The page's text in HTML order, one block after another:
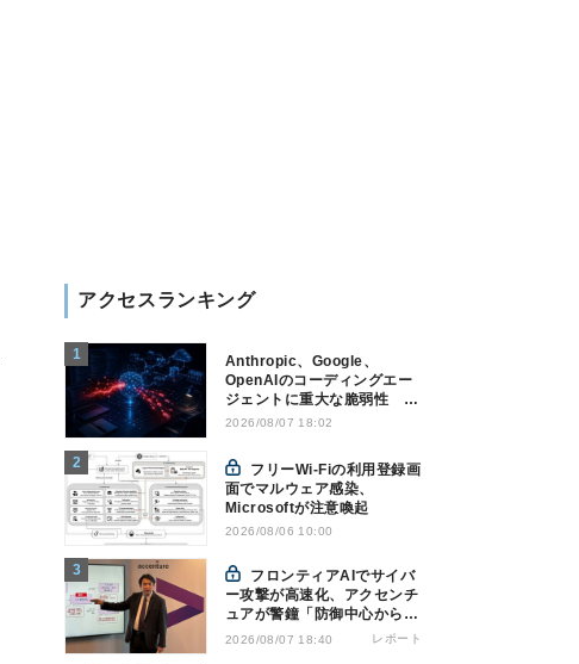
アクセスランキング
Anthropic、Google、
OpenAIのコーディングエー
ジェントに重大な脆弱性 認
証情報窃取などの恐れ
2026/08/07 18:02
面でマルウェア感染、
Microsoftが注意喚起
2026/08/06 10:00
ー攻撃が高速化、アクセンチ
ュアが警鐘「防御中心からの
脱却を」
2026/08/07 18:40 レポート